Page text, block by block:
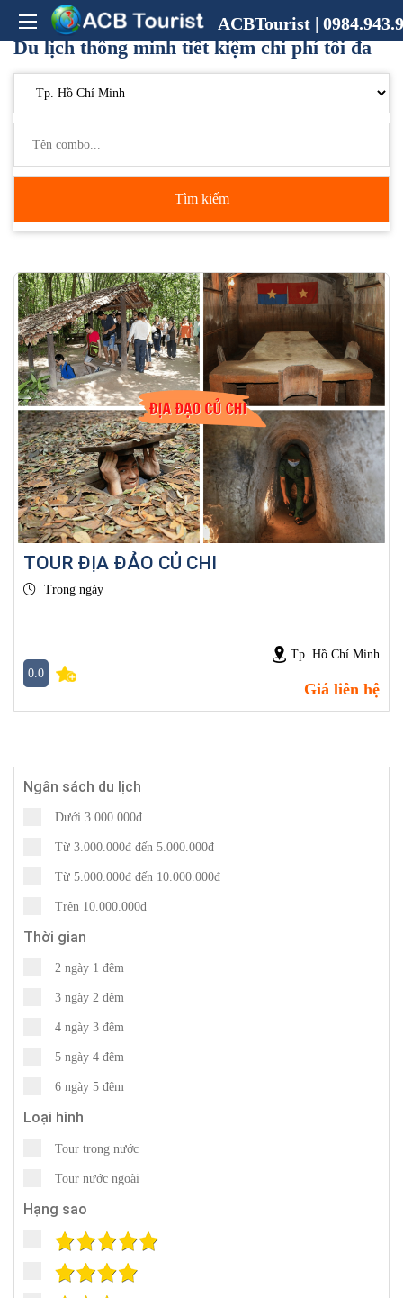
ACBTourist |
Du lịch thông minh tiết kiệm chi phí tối đa
Tìm kiếm
Ngân sách du lịch
Dưới 3.000.000đ
Từ 3.000.000đ đến 5.000.000đ
Từ 5.000.000đ đến 10.000.000đ
Trên 10.000.000đ
Thời gian
2 ngày 1 đêm
3 ngày 2 đêm
4 ngày 3 đêm
5 ngày 4 đêm
6 ngày 5 đêm
Loại hình
Tour trong nước
Tour nước ngoài
Hạng sao
TOUR ĐỊA ĐẢO CỦ CHI
Trong ngày
0.0
Tp. Hồ Chí Minh
Giá liên hệ